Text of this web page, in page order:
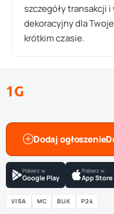
szczegóły transakcji
dekoracyjny dla
krótkim czasie.
1G
Dodaj ogłoszenie
Pobierz w
Google Play
Pobierz w
App Store
VISA MC BLIK P24